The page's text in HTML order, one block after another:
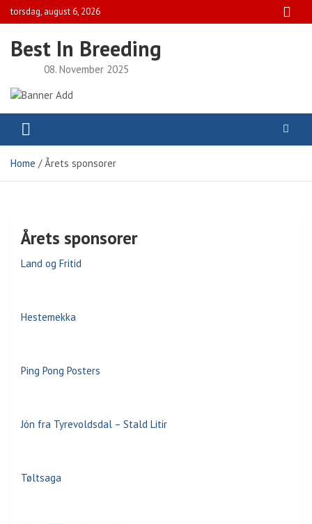
Skip
to
torsdag, august 6, 2026
Best In Breeding
08. November 2025
Home Årets sponsorer
Årets sponsorer
Land og Fritid
Hestemekka
Ping Pong Posters
Jón fra Tyrevoldsdal – Stald Litir
Tøltsaga